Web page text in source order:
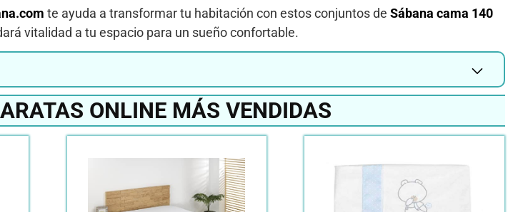
te ayuda a transformar tu habitación con estos conjuntos de Sábana cama 140
vitalidad a tu espacio para un sueño confortable.
ONLINE MÁS VENDIDAS